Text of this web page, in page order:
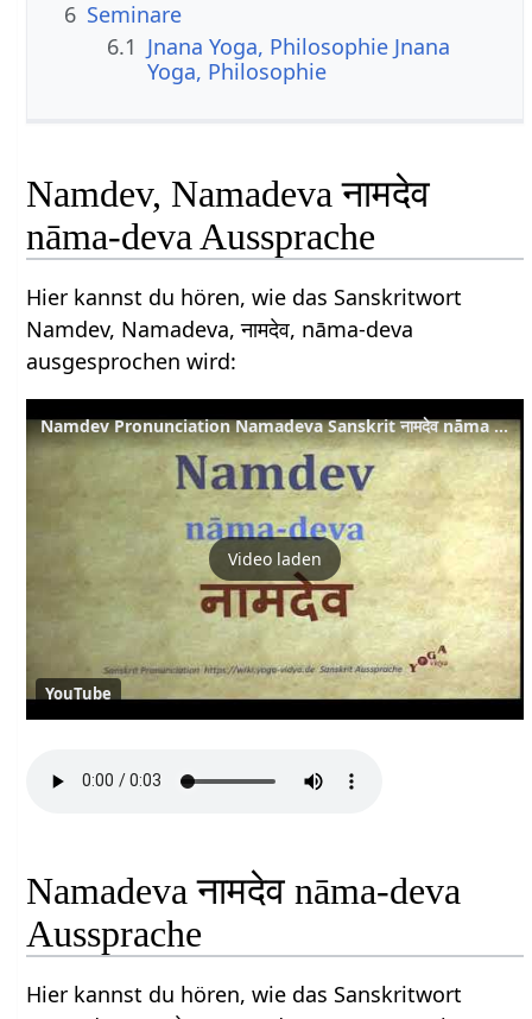
6 Seminare
6.1 Jnana Yoga, Philosophie Jnana
Yoga, Philosophie
Namdev, Namadeva नामदेव
nāma-deva Aussprache
Hier kannst du hören, wie das Sanskritwort
Namdev, Namadeva, नामदेव, nāma-deva
ausgesprochen wird:
Namdev Pronunciation Namadeva Sanskrit नामदेव nāma deva
Video laden
YouTube
Namadeva नामदेव nāma-deva
Aussprache
Hier kannst du hören, wie das Sanskritwort